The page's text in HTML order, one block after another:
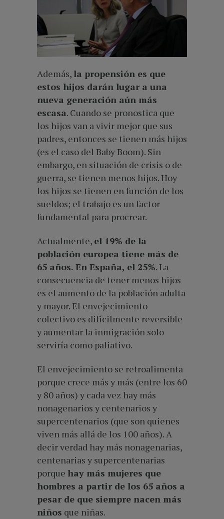
Además, la propensión es que
estos hijos darán lugar a una
nueva generación aún más
escasa. Cuando se pronostica que
los hijos van a vivir mejor que sus
padres, entonces se tienen más hijos
(es el caso del Baby Boom). Sin
embargo, en situación de crisis o de
guerra, se tienen menos hijos. Hoy
los hijos se tienen en función de los
sueldos; el trabajo es un factor
fundamental para procrear.
Actualmente, el 19% de la
población europea tiene más de
65 años. En España, el 25%. La
consecuencia de tener menos hijos
es el aumento de la población adulta
y mayor. El envejecimiento
colectivo es difícilmente reversible
y aumentar la inmigración solo
serviría como paliativo.
El envejecimiento se retroalimenta
porque crece más y más (entre los 60
y 80 años) y cada vez hay más
nonagenarios y centenarios y
supercentenarios (que son quienes
viven más allá de los 100 años). A
decir verdad hay más nonagenarias,
centenarias y supercentenarias
porque hay más mujeres que
hombres a partir de los 65 años a
pesar de que siempre nacen más
niños que niñas.